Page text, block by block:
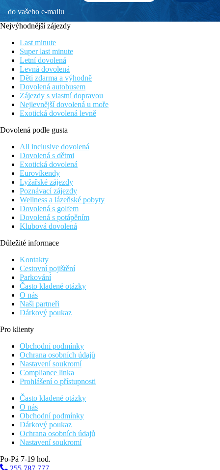
do vašeho e-mailu
Nejvýhodnější zájezdy
Last minute
Super last minute
Letní dovolená
Levná dovolená
Děti zdarma a výhodně
Dovolená autobusem
Zájezdy s vlastní dopravou
Nejlevnější dovolená u moře
Exotická dovolená levně
Dovolená podle gusta
All inclusive dovolená
Dovolená s dětmi
Exotická dovolená
Eurovíkendy
Lyžařské zájezdy
Poznávací zájezdy
Wellness a lázeňské pobyty
Dovolená s golfem
Dovolená s potápěním
Klubová dovolená
Důležité informace
Kontakty
Cestovní pojištění
Parkování
Často kladené otázky
O nás
Naši partneři
Dárkový poukaz
Pro klienty
Obchodní podmínky
Ochrana osobních údajů
Nastavení soukromí
Compliance linka
Prohlášení o přístupnosti
Často kladené otázky
O nás
Obchodní podmínky
Dárkový poukaz
Ochrana osobních údajů
Nastavení soukromí
Po-Pá 7-19 hod.